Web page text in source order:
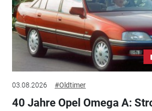
03.08.2026 #Oldtimer
40 Jahre Opel Omega A: